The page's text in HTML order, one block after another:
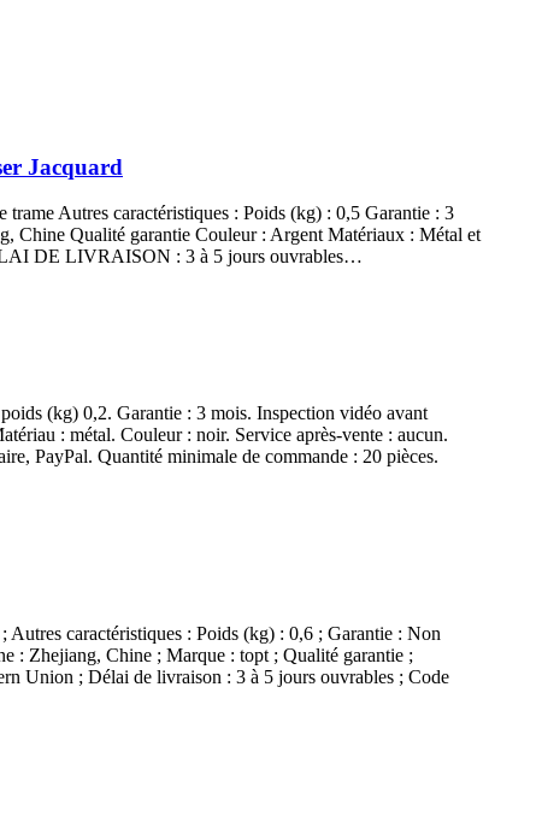
Jacquard
Autres caractéristiques : Poids (kg) : 0,5 Garantie : 3
Chine Qualité garantie Couleur : Argent Matériaux : Métal et
DE LIVRAISON : 3 à 5 jours ouvrables…
(kg) 0,2. Garantie : 3 mois. Inspection vidéo avant
: métal. Couleur : noir. Service après-vente : aucun.
PayPal. Quantité minimale de commande : 20 pièces.
caractéristiques : Poids (kg) : 0,6 ; Garantie : Non
: Zhejiang, Chine ; Marque : topt ; Qualité garantie ;
Union ; Délai de livraison : 3 à 5 jours ouvrables ; Code